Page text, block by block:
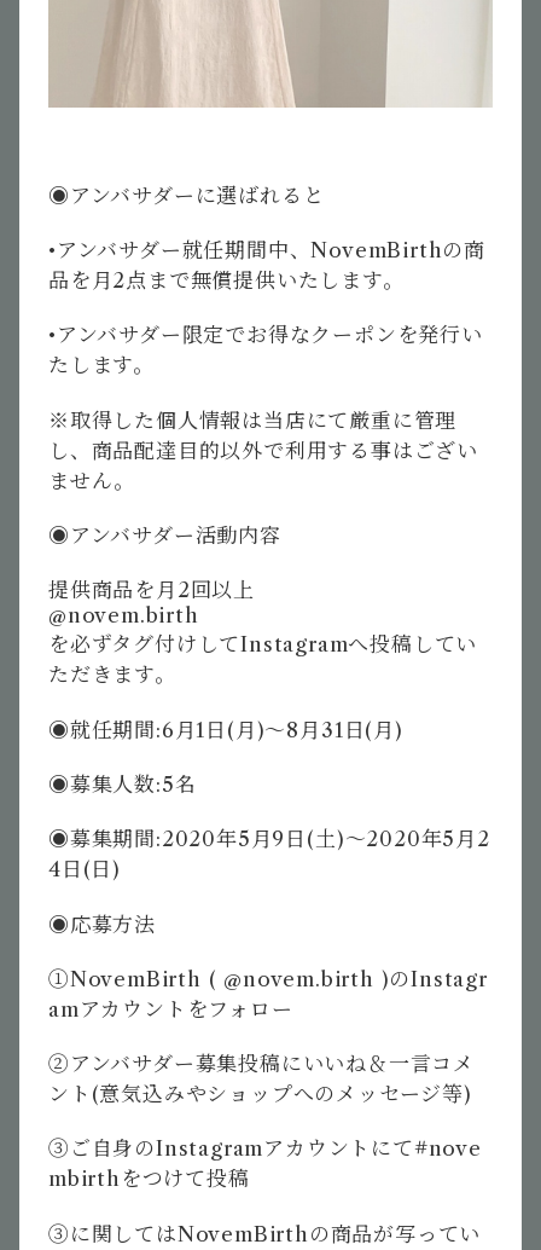
◉アンバサダーに選ばれると
• アンバサダー就任期間中、NovemBirthの商
品を月 2点まで無償提供いたします。
• アンバサダー限定でお得なクーポンを発行い
たします。
※ 取得した個人情報は当店にて厳重に管理
し、商品配達目的以外で利用する事はござい
ません。
◉アンバサダー活動内容
提供商品を月 2 回以上
@novem.birth
を必ずタグ付けしてInstagramへ投稿してい
ただきます。
◉就任期間:6 月 1 日 ( 月 )〜8 月 31 日 ( 月 )
◉募集人数:5名
◉募集期間:2020年5 月 9 日 (土)〜2020年5 月 2
4 日 ( 日 )
◉応募方法
①NovemBirth ( @novem.birth )のInstagr
am アカウントをフォロー
②アンバサダー募集投稿にいいね＆一言コメ
ント (意気込みやショップへのメッセージ等)
③ご自身のInstagramアカウントにて#nove
mbirth をつけて投稿
③に関してはNovemBirth の商品が写ってい